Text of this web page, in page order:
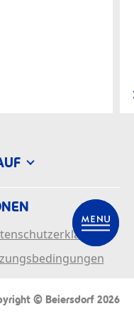
© Beiersdorf 2026